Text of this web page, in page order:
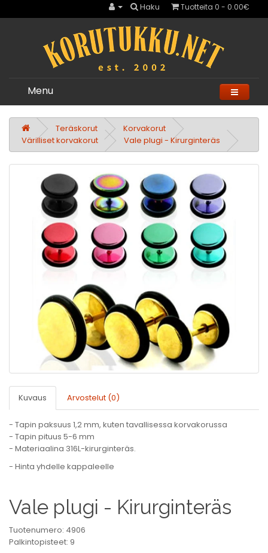
Haku Tuotteita 0 - 0.00€
Menu
Teräskorut
Korvakorut
Värilliset korvakorut
Vale plugi - Kirurginteräs
Kuvaus Arvostelut (0)
- Tapin paksuus 1,2 mm, kuten tavallisessa korvakorussa
- Tapin pituus 5-6 mm
- Materiaalina 316L-kirurginteräs.
- Hinta yhdelle kappaleelle
Vale plugi - Kirurginteräs
Tuotenumero: 4906
Palkintopisteet: 9